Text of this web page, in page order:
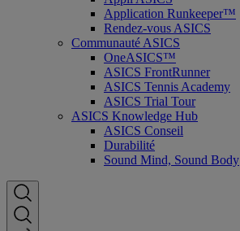
Application Runkeeper™
Rendez-vous ASICS
Communauté ASICS
OneASICS™
ASICS FrontRunner
ASICS Tennis Academy
ASICS Trial Tour
ASICS Knowledge Hub
ASICS Conseil
Durabilité
Sound Mind, Sound Body